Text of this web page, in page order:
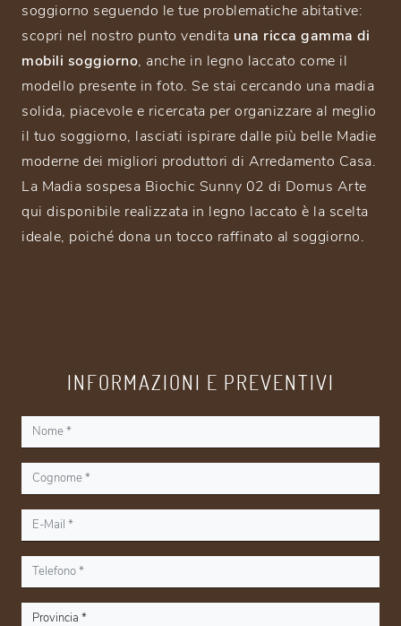
soggiorno seguendo le tue problematiche abitative:
scopri nel nostro punto vendita una ricca gamma di
mobili soggiorno, anche in legno laccato come il
modello presente in foto. Se stai cercando una madia
solida, piacevole e ricercata per organizzare al meglio
il tuo soggiorno, lasciati ispirare dalle più belle Madie
moderne dei migliori produttori di Arredamento Casa.
La Madia sospesa Biochic Sunny 02 di Domus Arte
qui disponibile realizzata in legno laccato è la scelta
ideale, poiché dona un tocco raffinato al soggiorno.
INFORMAZIONI E PREVENTIVI